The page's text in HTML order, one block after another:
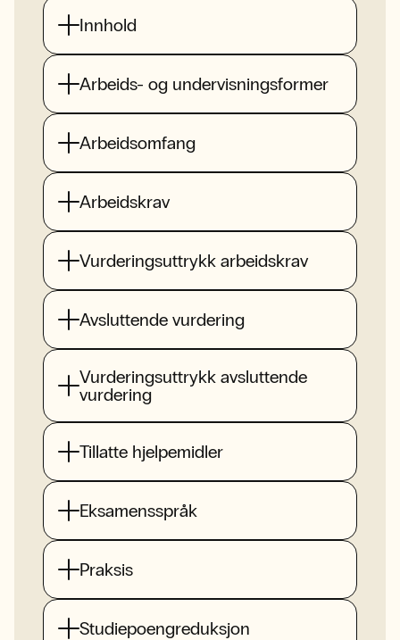
Innhold
Arbeids- og undervisningsformer
Arbeidsomfang
Arbeidskrav
Vurderingsuttrykk arbeidskrav
Avsluttende vurdering
Vurderingsuttrykk avsluttende
vurdering
Tillatte hjelpemidler
Eksamensspråk
Praksis
Studiepoengreduksjon